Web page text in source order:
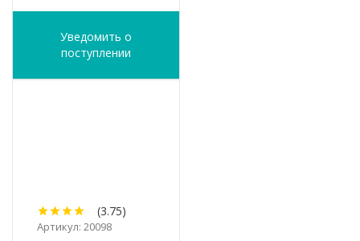
Уведомить о
поступлении
(3.75)
Артикул: 20098